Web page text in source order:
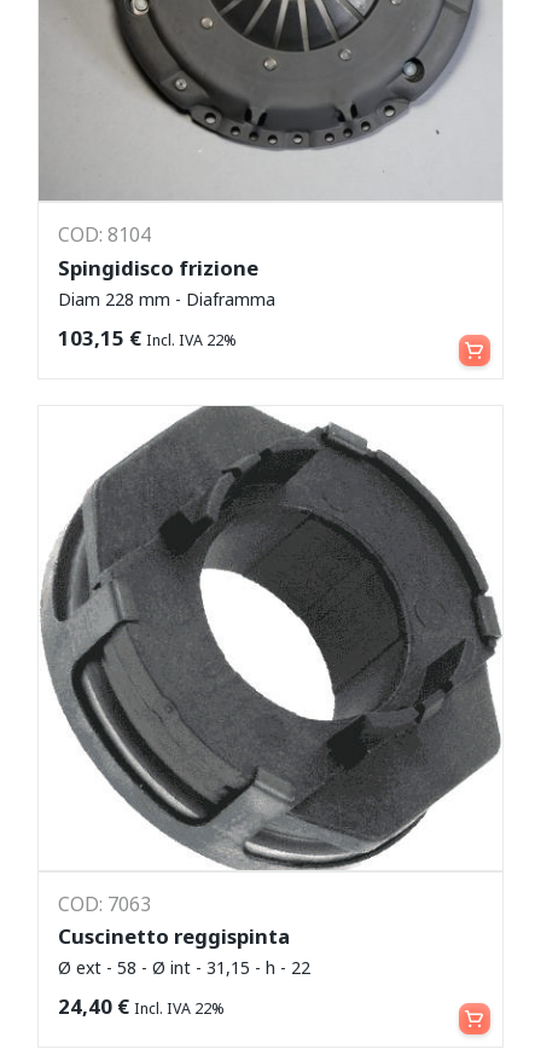
COD: 8104
Spingidisco frizione
Diam 228 mm - Diaframma
103,15 € Incl. IVA 22% Aggiungi al carrello
COD: 7063
Cuscinetto reggispinta
Ø ext - 58 - Ø int - 31,15 - h - 22
24,40 € Incl. IVA 22% Aggiungi al carrello